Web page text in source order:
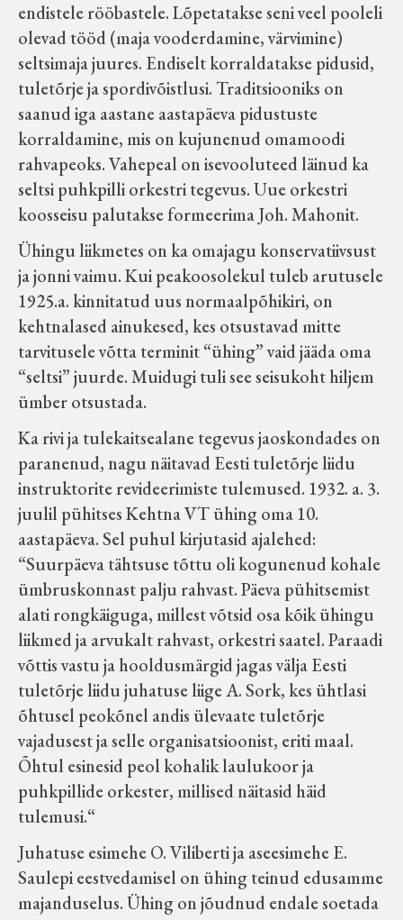
endistele rööbastele. Lõpetatakse seni veel pooleli
olevad tööd (maja vooderdamine, värvimine)
seltsimaja juures. Endiselt korraldatakse pidusid,
tuletõrje ja spordivõistlusi. Traditsiooniks on
saanud iga aastane aastapäeva pidustuste
korraldamine, mis on kujunenud omamoodi
rahvapeoks. Vahepeal on isevooluteed läinud ka
seltsi puhkpilli orkestri tegevus. Uue orkestri
koosseisu palutakse formeerima Joh. Mahonit.
Ühingu liikmetes on ka omajagu konservatiivsust
ja jonni vaimu. Kui peakoosolekul tuleb arutusele
1925.a. kinnitatud uus normaalpõhikiri, on
kehtnalased ainukesed, kes otsustavad mitte
tarvitusele võtta terminit “ühing” vaid jääda oma
“seltsi” juurde. Muidugi tuli see seisukoht hiljem
ümber otsustada.
Ka rivi ja tulekaitsealane tegevus jaoskondades on
paranenud, nagu näitavad Eesti tuletõrje liidu
instruktorite revideerimiste tulemused. 1932. a. 3.
juulil pühitses Kehtna VT ühing oma 10.
aastapäeva. Sel puhul kirjutasid ajalehed:
“Suurpäeva tähtsuse tõttu oli kogunenud kohale
ümbruskonnast palju rahvast. Päeva pühitsemist
alati rongkäiguga, millest võtsid osa kõik ühingu
liikmed ja arvukalt rahvast, orkestri saatel. Paraadi
võttis vastu ja hooldusmärgid jagas välja Eesti
tuletõrje liidu juhatuse liige A. Sork, kes ühtlasi
õhtusel peokõnel andis ülevaate tuletõrje
vajadusest ja selle organisatsioonist, eriti maal.
Õhtul esinesid peol kohalik laulukoor ja
puhkpillide orkester, millised näitasid häid
tulemusi.“
Juhatuse esimehe O. Viliberti ja aseesimehe E.
Saulepi eestvedamisel on ühing teinud edusamme
majanduselus. Ühing on jõudnud endale soetada